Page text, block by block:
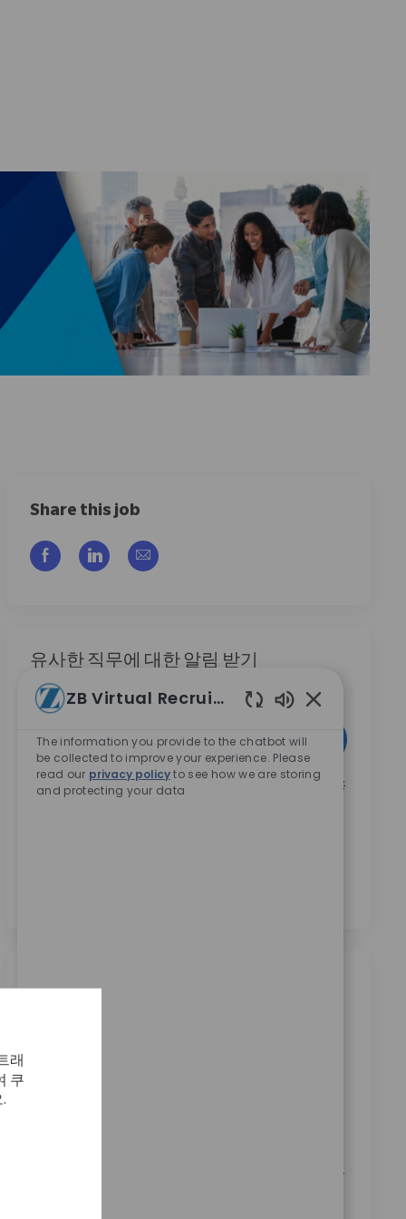
래
쿠
Share this job
Facebook을 통해 공유
LinkedIn을 통해 공유
이메일을 통해 공유
유사한 직무에 대한 알림 받기
직무 알림을 받기 위해 가입하세요
본인은 이 박스를 체크함으로써 Zimmer Biomet의 채용
활성화
비슷한 직업
sollten Erfahrung in der Maschinenbedienung und der
ZB Virtual Recruiter
Enabled
The information you provide to the chatbot will
be collected to improve your experience. Please
read our privacy policyto see how we are storing
and protecting your data